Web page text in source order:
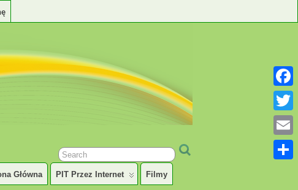
Główna PIT Przez Internet Filmy
Twitter
Email